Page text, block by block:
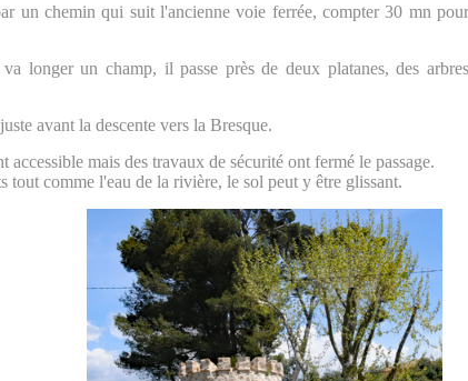
un chemin qui suit l'ancienne voie ferrée, compter 30 mn pour
longer un champ, il passe près de deux platanes, des arbres
avant la descente vers la Bresque.
accessible mais des travaux de sécurité ont fermé le passage.
tout comme l'eau de la rivière, le sol peut y être glissant.